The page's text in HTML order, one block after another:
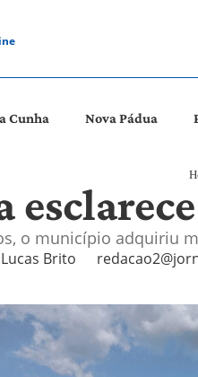
Cunha Nova Pádua
o município adquiriu
Lucas Brito